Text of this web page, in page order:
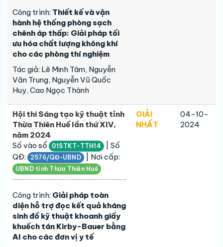
Công trình: Thiết kế và vận
hành hệ thống phòng sạch
chênh áp thấp: Giải pháp tối
ưu hóa chất lượng không khí
cho các phòng thí nghiệm
Tác giả: Lê Minh Tâm, Nguyễn
Văn Trung, Nguyễn Vũ Quốc
Huy, Cao Ngọc Thành
Hội thi Sáng tạo kỹ thuật tỉnh
Thừa Thiên Huế lần thứ XIV,
năm 2024
Số vào sổ
01STKT-TTH14 | Số
QĐ:
2576/QĐ-UBND | Nơi cấp:
UBND tỉnh Thừa Thiên Huế
Công trình: Giải pháp toàn
diện hỗ trợ đọc kết quả kháng
sinh đồ kỹ thuật khoanh giấy
khuếch tán Kirby-Bauer bằng
AI cho các đơn vị y tế
GIẢI
NHẤT
04-10-
2024